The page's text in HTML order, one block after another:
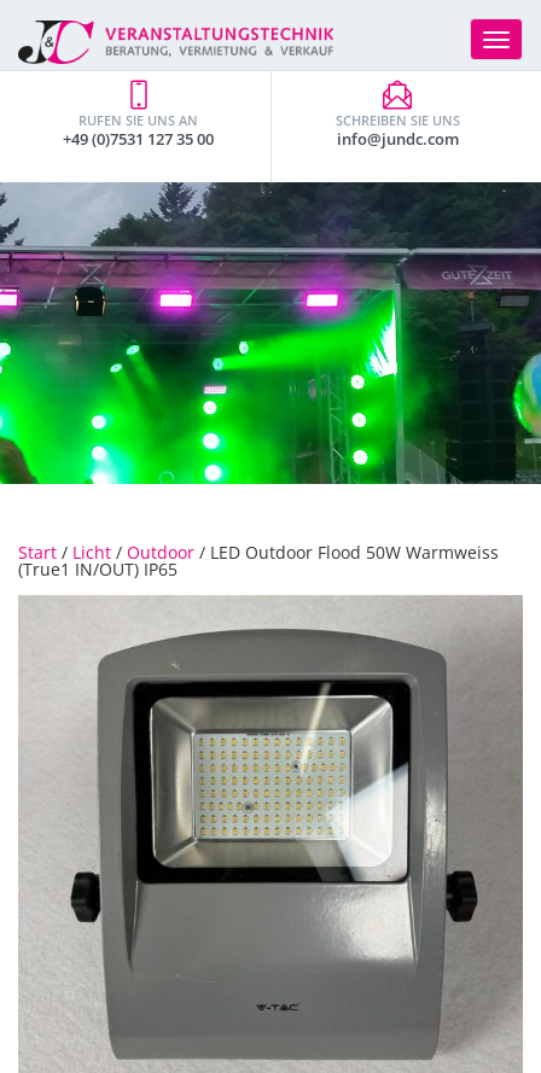
Toggle
SCHREIBEN SIE UNS
info@jundc.com
RUFEN SIE UNS AN
+49 (0)7531 127 35 00
Start / Licht / Outdoor / LED Outdoor Flood 50W Warmweiss
(True1 IN/OUT) IP65